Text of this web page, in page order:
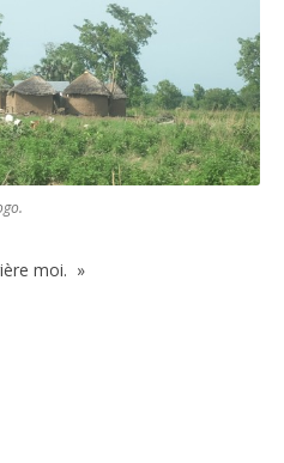
moi. »